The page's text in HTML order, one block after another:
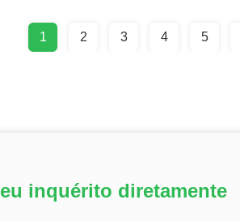
1 2 3 4 5
inquérito diretamente